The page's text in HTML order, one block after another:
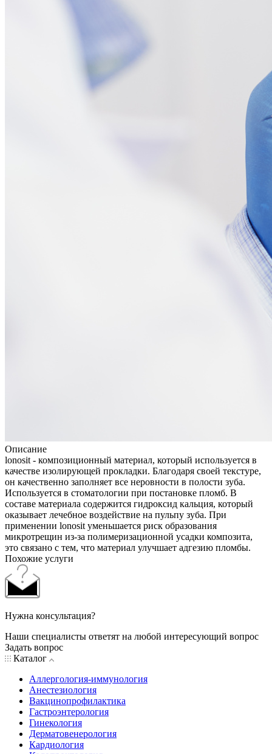
Описание
lonosit - композиционный материал, который используется в
качестве изолирующей прокладки. Благодаря своей текстуре,
он качественно заполняет все неровности в полости зуба.
Используется в стоматологии при постановке пломб. В
составе материала содержится гидроксид кальция, который
оказывает лечебное воздействие на пульпу зуба. При
применении lonosit уменьшается риск образования
микротрещин из-за полимеризационной усадки композита,
это связано с тем, что материал улучшает адгезию пломбы.
Похожие услуги
Нужна консультация?
Наши специалисты ответят на любой интересующий вопрос
Задать вопрос
Каталог
Аллергология-иммунология
Анестезиология
Вакцинопрофилактика
Гастроэнтерология
Гинекология
Дерматовенерология
Кардиология